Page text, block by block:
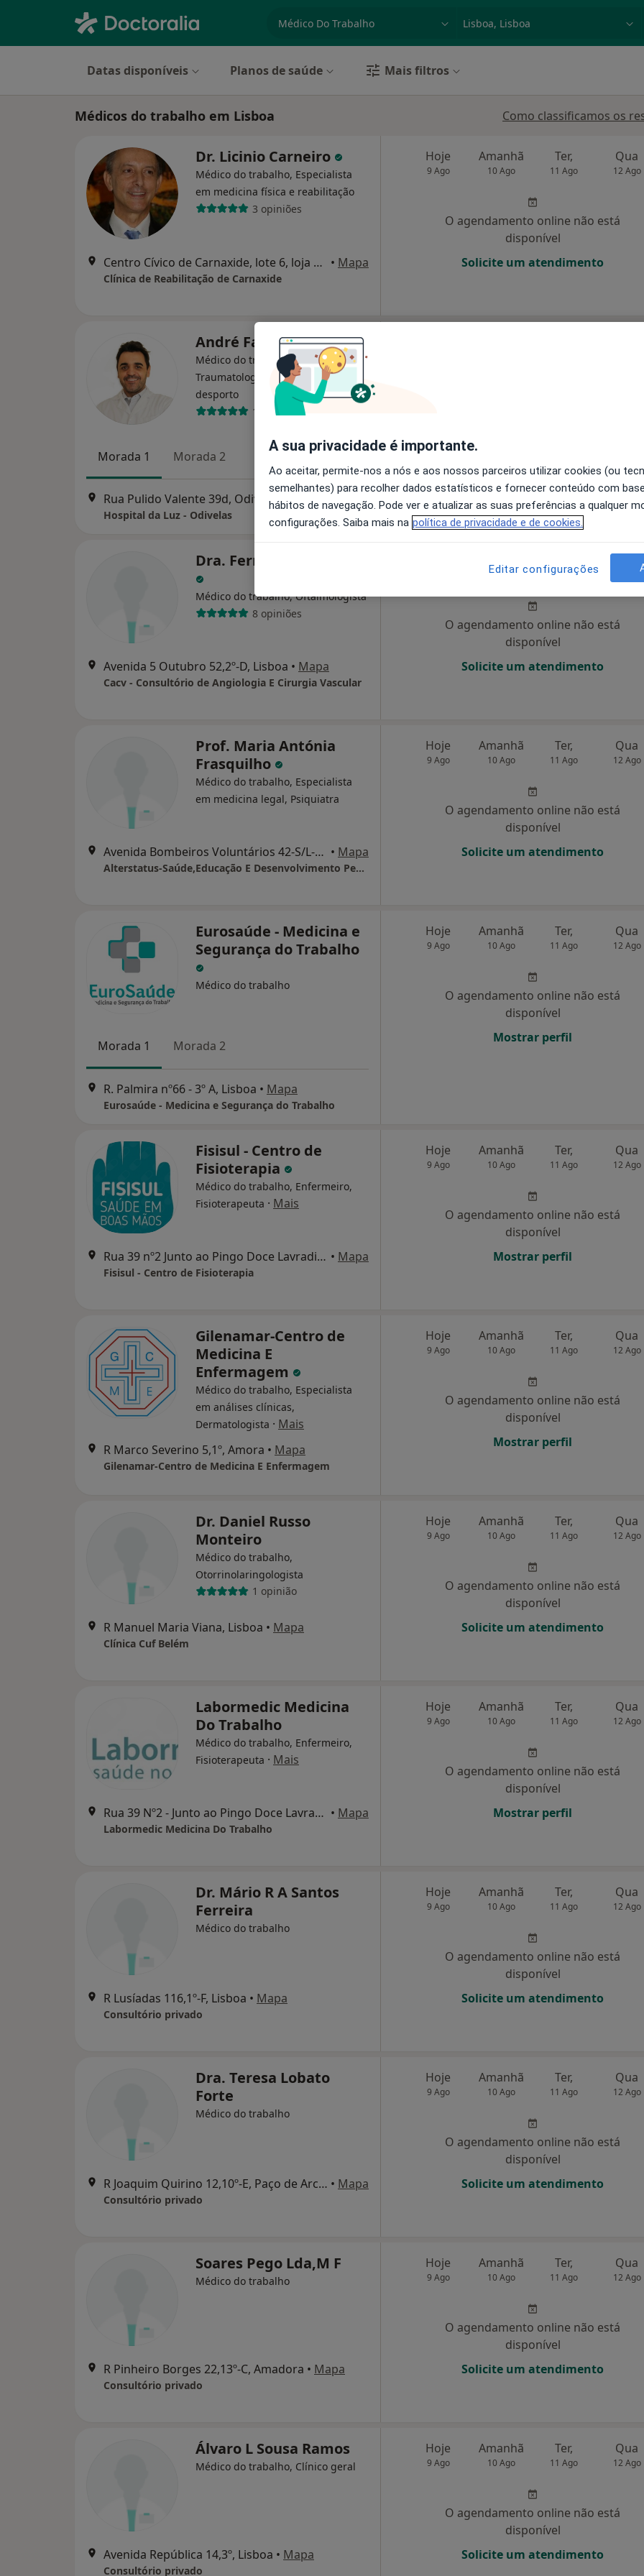
especialidade, doença ou nome
Datas disponíveis Planos de saúde Mais filtros
Médicos do trabalho em Lisboa Como classificamos os
Dr. Licinio Carneiro
Médico do trabalho, Especialista
em medicina física e reabilitação
3 opiniões
Centro Cívico de Carnaxide, lote 6, loja 8, Carnaxide • Mapa
Clínica de Reabilitação de Carnaxide
Hoje
9 Ago
Amanhã
10 Ago
Ter,
11 Ago
Qua
12 Ago
O agendamento online não está
disponível
Solicite um atendimento
André Faria Couto
Médico do trabalho,
Traumatologista, Médico do
desporto
1 opinião
Morada 1 Morada 2
Rua Pulido Valente 39d, Odivelas • Mapa
Hospital da Luz - Odivelas
Solicite um atendimento
Dra. Fernanda Querido
Médico do trabalho, Oftalmologista
8 opiniões
Avenida 5 Outubro 52,2º-D, Lisboa • Mapa
Cacv - Consultório de Angiologia E Cirurgia Vascular
10 Ago 11 Ago 12 Ago
O agendamento online não está
disponível
Solicite um atendimento
Prof. Maria Antónia
Frasquilho
Médico do trabalho, Especialista
em medicina legal, Psiquiatra
Avenida Bombeiros Voluntários 42-S/L-E, Algés • Mapa
Alterstatus-Saúde,Educação E Desenvolvimento Pessoal
Hoje
9 Ago
Amanhã
10 Ago
Ter,
11 Ago
Qua
12 Ago
O agendamento online não está
disponível
Solicite um atendimento
Eurosaúde - Medicina e
Segurança do Trabalho
Médico do trabalho
Morada 1 Morada 2
R. Palmira nº66 - 3º A, Lisboa • Mapa
Eurosaúde - Medicina e Segurança do Trabalho
Hoje
9 Ago
Amanhã
10 Ago
Ter,
11 Ago
Qua
12 Ago
O agendamento online não está
disponível
Mostrar perfil
Fisisul - Centro de
Fisioterapia
Médico do trabalho, Enfermeiro,
Fisioterapeuta · Mais
Rua 39 nº2 Junto ao Pingo Doce Lavradio, Barreiro • Mapa
Fisisul - Centro de Fisioterapia
Hoje
9 Ago
Amanhã
10 Ago
Ter,
11 Ago
Qua
12 Ago
O agendamento online não está
disponível
Mostrar perfil
Gilenamar-Centro de
Medicina E
Enfermagem
Médico do trabalho, Especialista
em análises clínicas,
Dermatologista · Mais
R Marco Severino 5,1º, Amora • Mapa
Gilenamar-Centro de Medicina E Enfermagem
Hoje
9 Ago
Amanhã
10 Ago
Ter,
11 Ago
Qua
12 Ago
O agendamento online não está
disponível
Mostrar perfil
Dr. Daniel Russo
Monteiro
Médico do trabalho,
Otorrinolaringologista
1 opinião
R Manuel Maria Viana, Lisboa • Mapa
Clínica Cuf Belém
Hoje
9 Ago
Amanhã
10 Ago
Ter,
11 Ago
Qua
12 Ago
O agendamento online não está
disponível
Solicite um atendimento
Labormedic Medicina
Do Trabalho
Médico do trabalho, Enfermeiro,
Fisioterapeuta · Mais
Rua 39 Nº2 - Junto ao Pingo Doce Lavradio, Barreiro • Mapa
Labormedic Medicina Do Trabalho
Hoje
9 Ago
Amanhã
10 Ago
Ter,
11 Ago
Qua
12 Ago
O agendamento online não está
disponível
Mostrar perfil
Dr. Mário R A Santos
Ferreira
Médico do trabalho
R Lusíadas 116,1º-F, Lisboa • Mapa
Consultório privado
Hoje
9 Ago
Amanhã
10 Ago
Ter,
11 Ago
Qua
12 Ago
O agendamento online não está
disponível
Solicite um atendimento
Dra. Teresa Lobato
Forte
Médico do trabalho
R Joaquim Quirino 12,10º-E, Paço de Arcos • Mapa
Consultório privado
Hoje
9 Ago
Amanhã
10 Ago
Ter,
11 Ago
Qua
12 Ago
O agendamento online não está
disponível
Solicite um atendimento
Soares Pego Lda,M F
Médico do trabalho
R Pinheiro Borges 22,13º-C, Amadora • Mapa
Consultório privado
Hoje
9 Ago
Amanhã
10 Ago
Ter,
11 Ago
Qua
12 Ago
O agendamento online não está
disponível
Solicite um atendimento
Álvaro L Sousa Ramos
Médico do trabalho, Clínico geral
Avenida República 14,3º, Lisboa • Mapa
Consultório privado
Hoje
9 Ago
Amanhã
10 Ago
Ter,
11 Ago
Qua
12 Ago
O agendamento online não está
disponível
Solicite um atendimento
A sua privacidade é importante.
Ao aceitar, permite-nos a nós e aos nossos parceiros utilizar cookies (ou
semelhantes) para recolher dados estatísticos e fornecer conteúdo com
hábitos de navegação. Pode ver e atualizar as suas preferências a qualquer
configurações. Saiba mais na política de privacidade e de cookies.
Editar configurações